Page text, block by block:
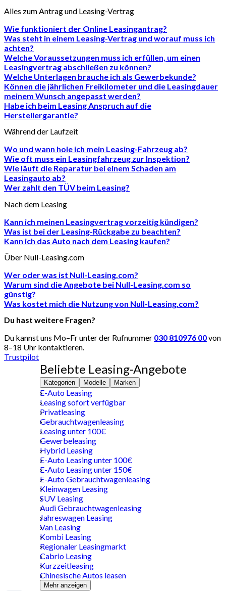
Alles zum Antrag und Leasing-Vertrag
Wie funktioniert der Online Leasingantrag?
Was steht in einem Leasing-Vertrag und worauf muss ich
achten?
Welche Voraussetzungen muss ich erfüllen, um einen
Leasingvertrag abschließen zu können?
Welche Unterlagen brauche ich als Gewerbekunde?
Können die jährlichen Freikilometer und die Leasingdauer
meinem Wunsch angepasst werden?
Habe ich beim Leasing Anspruch auf die
Herstellergarantie?
Während der Laufzeit
Wo und wann hole ich mein Leasing-Fahrzeug ab?
Wie oft muss ein Leasingfahrzeug zur Inspektion?
Wie läuft die Reparatur bei einem Schaden am
Leasingauto ab?
Wer zahlt den TÜV beim Leasing?
Nach dem Leasing
Kann ich meinen Leasingvertrag vorzeitig kündigen?
Was ist bei der Leasing-Rückgabe zu beachten?
Kann ich das Auto nach dem Leasing kaufen?
Über Null-Leasing.com
Wer oder was ist Null-Leasing.com?
Warum sind die Angebote bei Null-Leasing.com so
günstig?
Was kostet mich die Nutzung von Null-Leasing.com?
Du hast weitere Fragen?
Du kannst uns Mo–Fr unter der Rufnummer 030 810976 00von
8–18 Uhr kontaktieren.
Trustpilot
Beliebte Leasing-Angebote
Kategorien Modelle Marken
E-Auto Leasing
Leasing sofort verfügbar
Privatleasing
Gebrauchtwagenleasing
Leasing unter 100€
Gewerbeleasing
Hybrid Leasing
E-Auto Leasing unter 100€
E-Auto Leasing unter 150€
E-Auto Gebrauchtwagenleasing
Kleinwagen Leasing
SUV Leasing
Audi Gebrauchtwagenleasing
Jahreswagen Leasing
Van Leasing
Kombi Leasing
Regionaler Leasingmarkt
Cabrio Leasing
Kurzzeitleasing
Chinesische Autos leasen
Mehr anzeigen